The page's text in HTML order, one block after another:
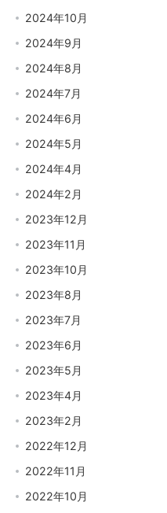
2024年10月
2024年9月
2024年8月
2024年7月
2024年6月
2024年5月
2024年4月
2024年2月
2023年12月
2023年11月
2023年10月
2023年8月
2023年7月
2023年6月
2023年5月
2023年4月
2023年2月
2022年12月
2022年11月
2022年10月